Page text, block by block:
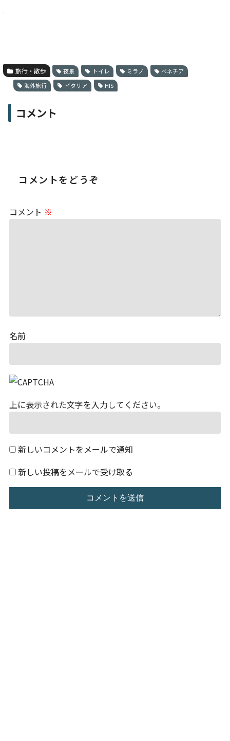
旅行・散歩 夜景 トイレ ミラノ
ベネチア
海外旅行
イタリア HIS
コメント
コメントをどうぞ
コメント ※
名前
上に表示された文字を入力してください。
新しいコメントをメールで通知
新しい投稿をメールで受け取る